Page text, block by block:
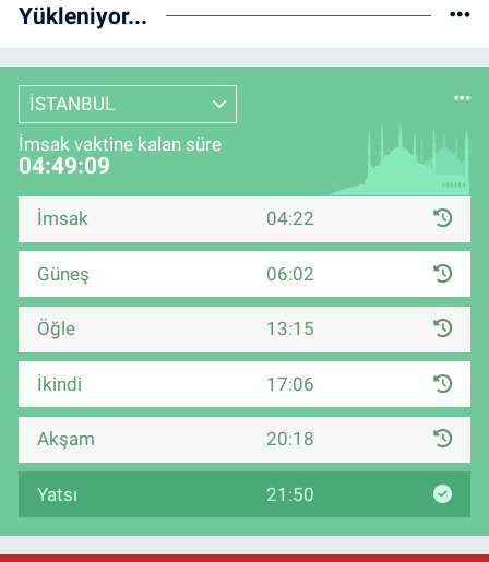
Yükleniyor...
İSTANBUL
İmsak vaktine kalan süre
04:49:09
İmsak 04:22
Güneş 06:02
Öğle 13:15
İkindi 17:06
Akşam 20:18
Yatsı 21:50